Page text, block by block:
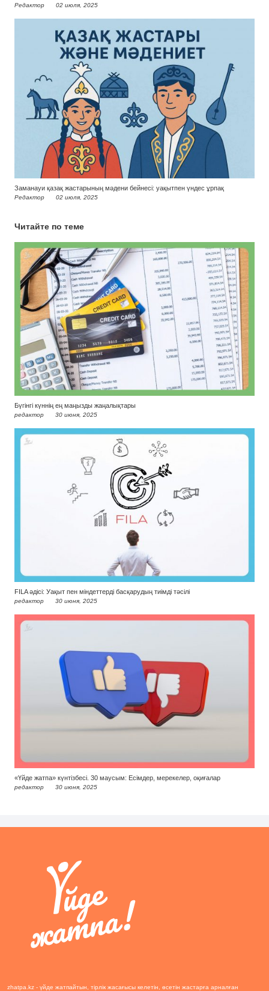
Редактор 02 июля, 2025
Заманауи қазақ жастарының мәдени бейнесі: уақытпен үндес ұрпақ
Редактор 02 июля, 2025
Читайте по теме
Бүгінгі күннің ең маңызды жаңалықтары
редактор 30 июня, 2025
FILA әдісі: Уақыт пен міндеттерді басқарудың тиімді тәсілі
редактор 30 июня, 2025
«Үйде жатпа» күнтізбесі. 30 маусым: Есімдер, мерекелер, оқиғалар
редактор 30 июня, 2025
zhatpa.kz - үйде жатпайтын, тірлік жасағысы келетін, өсетін жастарға арналған